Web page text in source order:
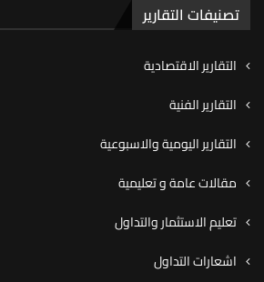
تصنيفات التقارير
التقارير الاقتصادية
التقارير الفنية
التقارير اليومية والاسبوعية
مقالات عامة و تعليمية
تعليم الاستثمار والتداول
اشعارات التداول